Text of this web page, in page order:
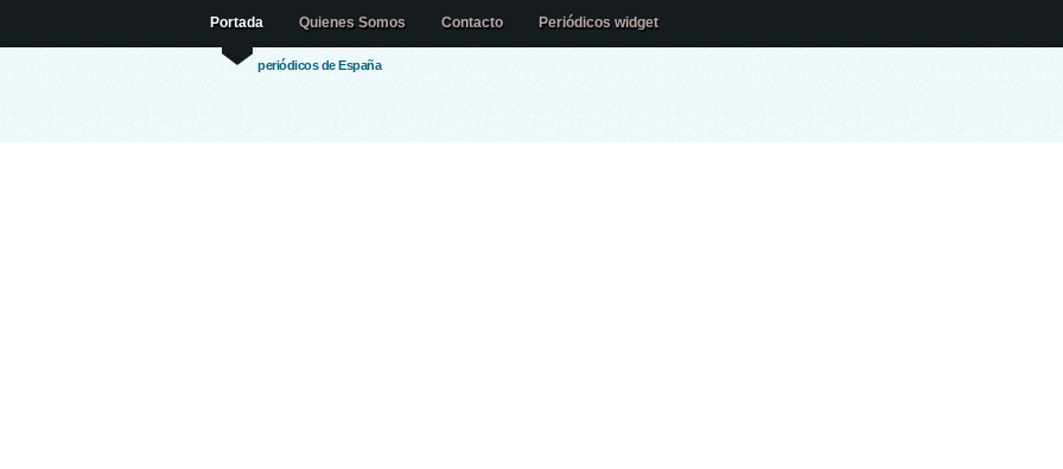
periódicos de España
Portada Quienes Somos Contacto Periódicos widget